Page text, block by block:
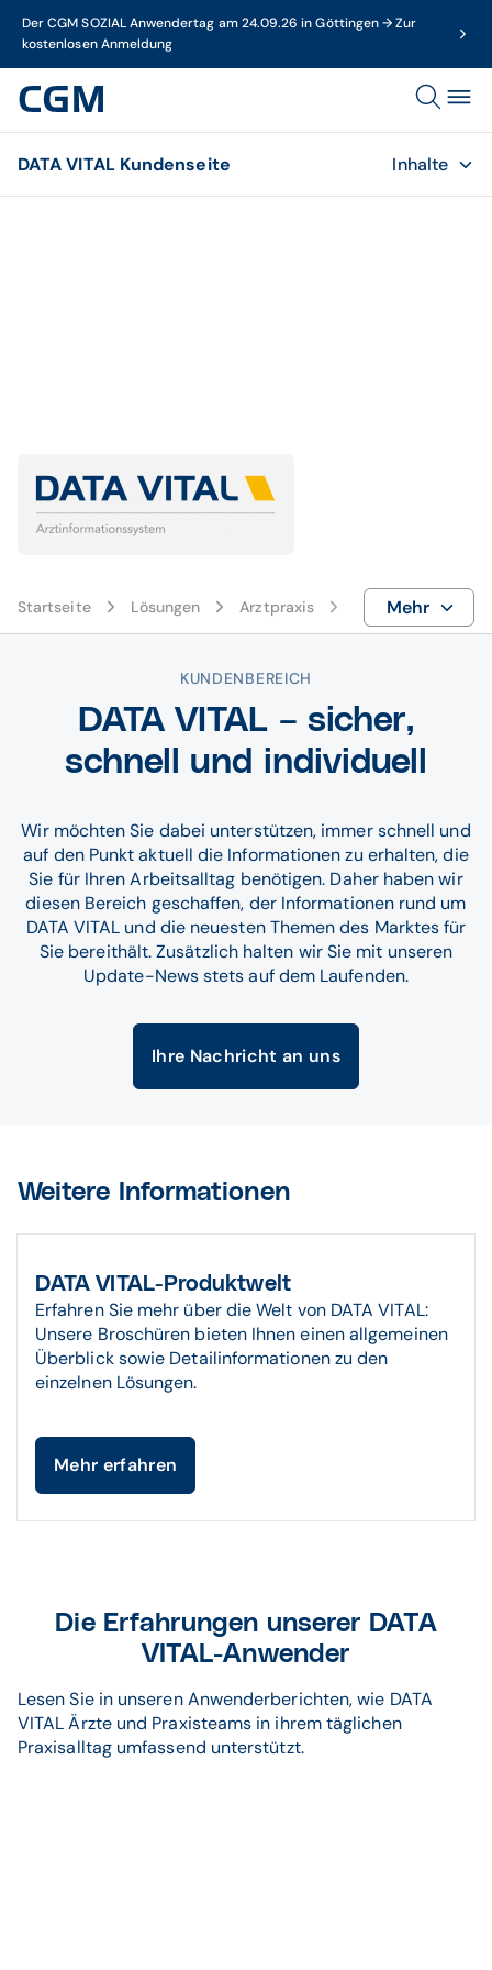
Der CGM SOZIAL Anwendertag am 24.09.26 in Göttingen → Zur
kostenlosen Anmeldung
DATA VITAL Kundenseite Inhalte
Startseite Lösungen Arztpraxis DATA VITAL
Mehr
KUNDENBEREICH
DATA VITAL – sicher,
schnell und individuell
Wir möchten Sie dabei unterstützen, immer schnell und
auf den Punkt aktuell die Informationen zu erhalten, die
Sie für Ihren Arbeitsalltag benötigen. Daher haben wir
diesen Bereich geschaffen, der Informationen rund um
DATA VITAL und die neuesten Themen des Marktes für
Sie bereithält. Zusätzlich halten wir Sie mit unseren
Update-News stets auf dem Laufenden.
Ihre Nachricht an uns
Weitere Informationen
DATA VITAL-Produktwelt
Erfahren Sie mehr über die Welt von DATA VITAL:
Unsere Broschüren bieten Ihnen einen allgemeinen
Überblick sowie Detailinformationen zu den
einzelnen Lösungen.
Mehr erfahren
Die Erfahrungen unserer DATA
VITAL-Anwender
Lesen Sie in unseren Anwenderberichten, wie DATA
VITAL Ärzte und Praxisteams in ihrem täglichen
Praxisalltag umfassend unterstützt.